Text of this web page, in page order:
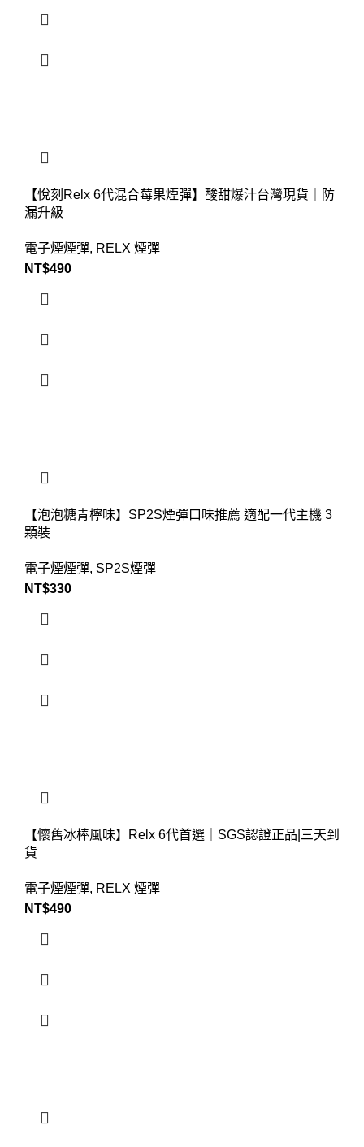
【悅刻Relx 6代混合莓果煙彈】酸甜爆汁台灣現貨｜防
漏升級
電子煙煙彈, RELX 煙彈
NT$490
【泡泡糖青檸味】SP2S煙彈口味推薦 適配一代主機 3
顆裝
電子煙煙彈, SP2S煙彈
NT$330
【懷舊冰棒風味】Relx 6代首選｜SGS認證正品|三天到
貨
電子煙煙彈, RELX 煙彈
NT$490